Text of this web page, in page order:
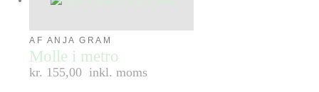
AF ANJA GRAM
Molle i metro
kr. 155,00 inkl. moms